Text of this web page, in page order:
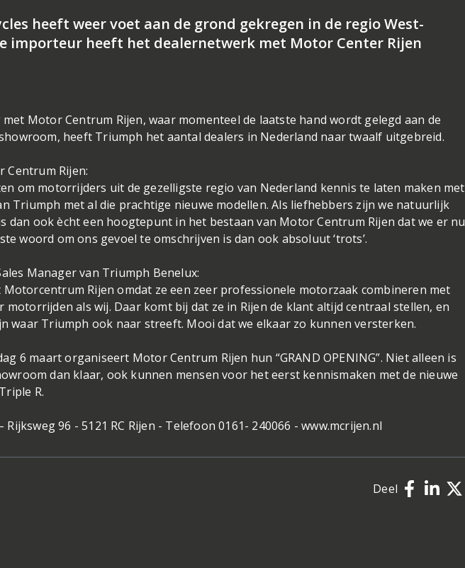
heeft weer voet aan de grond gekregen in de regio West-
importeur heeft het dealernetwerk met Motor Center Rijen
Motor Centrum Rijen, waar momenteel de laatste hand wordt gelegd aan de
heeft Triumph het aantal dealers in Nederland naar twaalf uitgebreid.
Centrum Rijen:
om motorrijders uit de gezelligste regio van Nederland kennis te laten maken met
Triumph met al die prachtige nieuwe modellen. Als liefhebbers zijn we natuurlijk
dan ook ècht een hoogtepunt in het bestaan van Motor Centrum Rijen dat we er nu
woord om ons gevoel te omschrijven is dan ook absoluut ‘trots’.
Manager van Triumph Benelux:
Rijen omdat ze een zeer professionele motorzaak combineren met
motorrijden als wij. Daar komt bij dat ze in Rijen de klant altijd centraal stellen, en
waar Triumph ook naar streeft. Mooi dat we elkaar zo kunnen versterken.
6 maart organiseert Motor Centrum Rijen hun “GRAND OPENING”. Niet alleen is
dan klaar, ook kunnen mensen voor het eerst kennismaken met de nieuwe
R.
96 - 5121 RC Rijen - Telefoon 0161- 240066 - www.mcrijen.nl
Deel